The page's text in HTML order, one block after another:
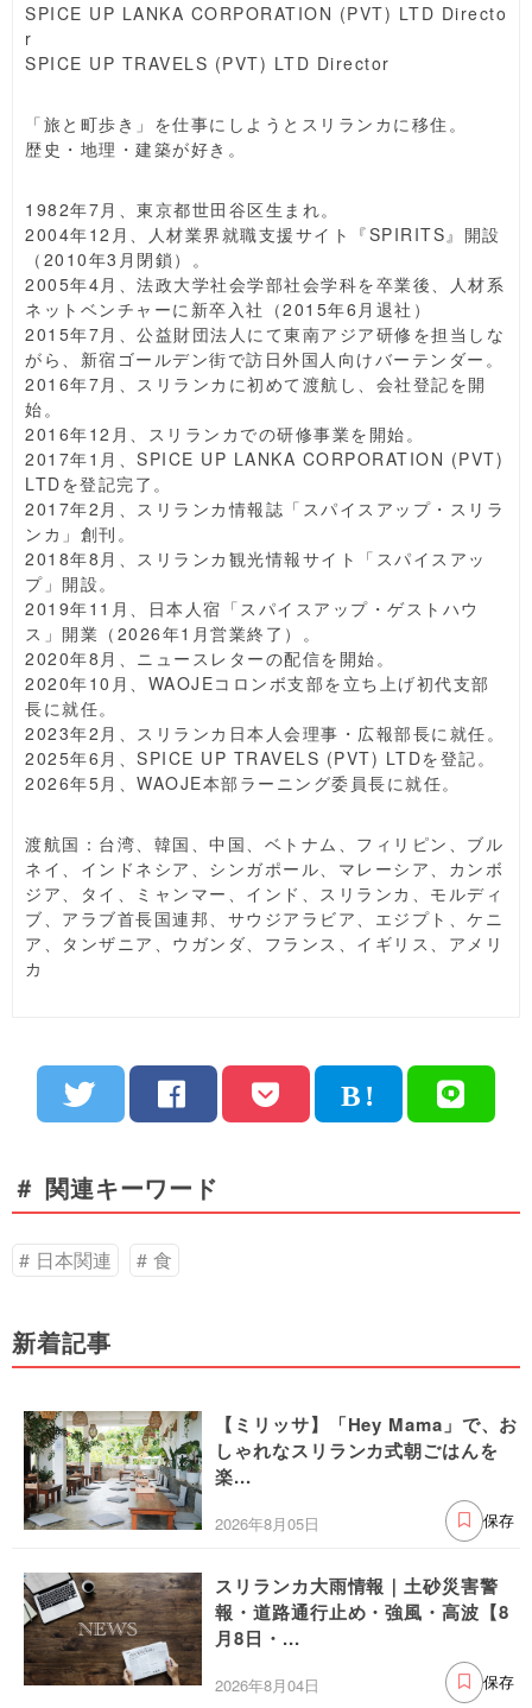
SPICE UP LANKA CORPORATION (PVT) LTD Directo
r
SPICE UP TRAVELS (PVT) LTD Director
「旅と町歩き」を仕事にしようとスリランカに移住。
歴史・地理・建築が好き。
1982年7月、東京都世田谷区生まれ。
2004年12月、人材業界就職支援サイト『SPIRITS』開設
（2010年3月閉鎖）。
2005年4月、法政大学社会学部社会学科を卒業後、人材系
ネットベンチャーに新卒入社（2015年6月退社）
2015年7月、公益財団法人にて東南アジア研修を担当しな
がら、新宿ゴールデン街で訪日外国人向けバーテンダー。
2016年7月、スリランカに初めて渡航し、会社登記を開
始。
2016年12月、スリランカでの研修事業を開始。
2017年1月、SPICE UP LANKA CORPORATION (PVT)
LTDを登記完了。
2017年2月、スリランカ情報誌「スパイスアップ・スリラ
ンカ」創刊。
2018年8月、スリランカ観光情報サイト「スパイスアッ
プ」開設。
2019年11月、日本人宿「スパイスアップ・ゲストハウ
ス」開業（2026年1月営業終了）。
2020年8月、ニュースレターの配信を開始。
2020年10月、WAOJEコロンボ支部を立ち上げ初代支部
長に就任。
2023年2月、スリランカ日本人会理事・広報部長に就任。
2025年6月、SPICE UP TRAVELS (PVT) LTDを登記。
2026年5月、WAOJE本部ラーニング委員長に就任。
渡航国：台湾、韓国、中国、ベトナム、フィリピン、ブル
ネイ、インドネシア、シンガポール、マレーシア、カンボ
ジア、タイ、ミャンマー、インド、スリランカ、モルディ
ブ、アラブ首長国連邦、サウジアラビア、エジプト、ケニ
ア、タンザニア、ウガンダ、フランス、イギリス、アメリ
カ
＃ 関連キーワード
日本関連 食
新着記事
【ミリッサ】「Hey Mama」で、お
しゃれなスリランカ式朝ごはんを
楽...
2026年8月05日 保存
スリランカ大雨情報｜土砂災害警
報・道路通行止め・強風・高波【8
月8日・...
2026年8月04日 保存